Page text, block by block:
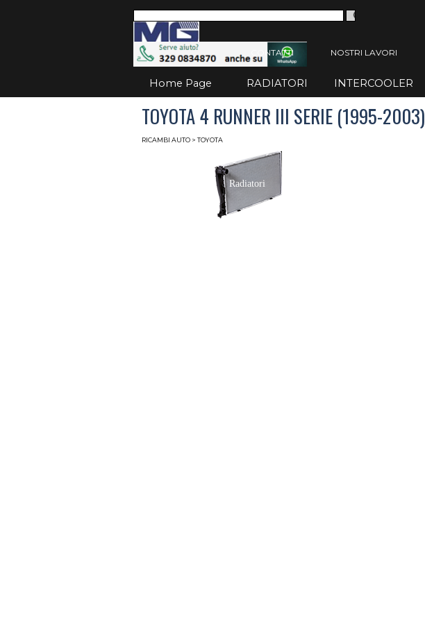
Salta menù
CONTATTI NOSTRI LAVORI
Home Page RADIATORI ▼
INTERCOOLER
TOYOTA 4 RUNNER III SERIE (1995-2003)
RICAMBI AUTO > TOYOTA
Radiatori